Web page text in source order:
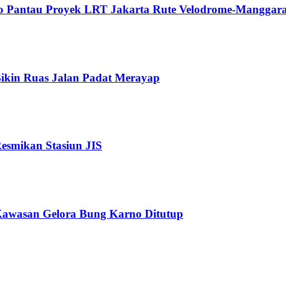
Pantau Proyek LRT Jakarta Rute Velodrome-
Ruas Jalan Padat Merayap
Stasiun JIS
Gelora Bung Karno Ditutup